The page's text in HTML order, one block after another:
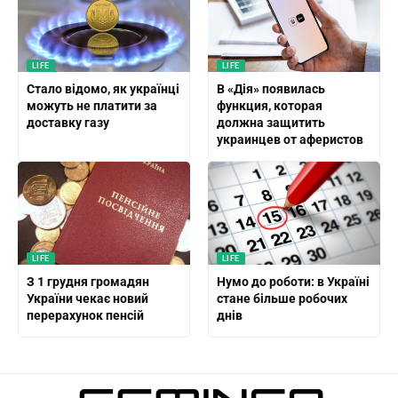
LIFE
Стало відомо, як українці
можуть не платити за
доставку газу
LIFE
В «Дія» появилась
функция, которая
должна защитить
украинцев от аферистов
LIFE
З 1 грудня громадян
України чекає новий
перерахунок пенсій
LIFE
Нумо до роботи: в Україні
стане більше робочих
днів